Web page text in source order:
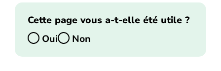
Cette page vous a-t-elle été utile ?
Oui
Non